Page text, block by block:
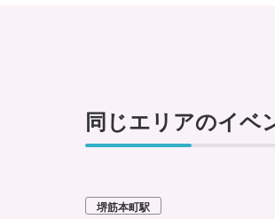
同じエリアのイベ
堺筋本町駅